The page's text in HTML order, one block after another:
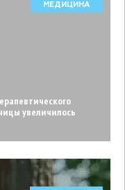
МЕДИЦИНА
увеличилось